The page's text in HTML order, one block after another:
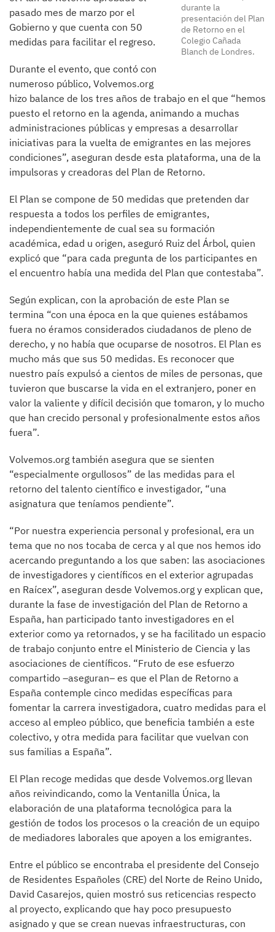
durante la
presentación del Plan
de Retorno en el
Colegio Cañada
Blanch de Londres.
pasado mes de marzo por el
Gobierno y que cuenta con 50
medidas para facilitar el regreso.
Durante el evento, que contó con
numeroso público, Volvemos.org
hizo balance de los tres años de trabajo en el que “hemos
puesto el retorno en la agenda, animando a muchas
administraciones públicas y empresas a desarrollar
iniciativas para la vuelta de emigrantes en las mejores
condiciones”, aseguran desde esta plataforma, una de la
impulsoras y creadoras del Plan de Retorno.
El Plan se compone de 50 medidas que pretenden dar
respuesta a todos los perfiles de emigrantes,
independientemente de cual sea su formación
académica, edad u origen, aseguró Ruiz del Árbol, quien
explicó que “para cada pregunta de los participantes en
el encuentro había una medida del Plan que contestaba”.
Según explican, con la aprobación de este Plan se
termina “con una época en la que quienes estábamos
fuera no éramos considerados ciudadanos de pleno de
derecho, y no había que ocuparse de nosotros. El Plan es
mucho más que sus 50 medidas. Es reconocer que
nuestro país expulsó a cientos de miles de personas, que
tuvieron que buscarse la vida en el extranjero, poner en
valor la valiente y difícil decisión que tomaron, y lo mucho
que han crecido personal y profesionalmente estos años
fuera”.
Volvemos.org también asegura que se sienten
“especialmente orgullosos” de las medidas para el
retorno del talento científico e investigador, “una
asignatura que teníamos pendiente”.
“Por nuestra experiencia personal y profesional, era un
tema que no nos tocaba de cerca y al que nos hemos ido
acercando preguntando a los que saben: las asociaciones
de investigadores y científicos en el exterior agrupadas
en Raícex”, aseguran desde Volvemos.org y explican que,
durante la fase de investigación del Plan de Retorno a
España, han participado tanto investigadores en el
exterior como ya retornados, y se ha facilitado un espacio
de trabajo conjunto entre el Ministerio de Ciencia y las
asociaciones de científicos. “Fruto de ese esfuerzo
compartido –aseguran– es que el Plan de Retorno a
España contemple cinco medidas específicas para
fomentar la carrera investigadora, cuatro medidas para el
acceso al empleo público, que beneficia también a este
colectivo, y otra medida para facilitar que vuelvan con
sus familias a España”.
El Plan recoge medidas que desde Volvemos.org llevan
años reivindicando, como la Ventanilla Única, la
elaboración de una plataforma tecnológica para la
gestión de todos los procesos o la creación de un equipo
de mediadores laborales que apoyen a los emigrantes.
Entre el público se encontraba el presidente del Consejo
de Residentes Españoles (CRE) del Norte de Reino Unido,
David Casarejos, quien mostró sus reticencias respecto
al proyecto, explicando que hay poco presupuesto
asignado y que se crean nuevas infraestructuras, con